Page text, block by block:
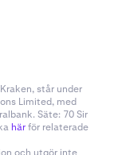
står under
Limited, med
Säte: 70 Sir
härför relaterade